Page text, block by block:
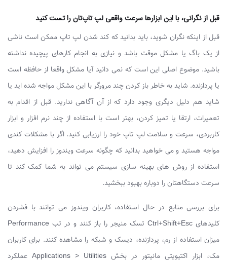
قبل از نگرانی، با این ابزارها سرعت واقعی لپ تاپ‌تان را تست کنید
قبل از اینکه نگران شوید، باید بدانید که کند شدن لپ ‌تاپ ممکن است ناشی
از یک باگ یا مشکل موقت باشد و نیازی به انجام کارهای پیچیده نداشته
باشید. موضوع اصلی این است که نمی ‌دانید آیا مشکل واقعا از حافظه است
یا پردازنده. شاید به خاطر باز کردن چند مرورگر با این مشکل مواجه شده‌ اید یا
شاید هم دلیل دیگری وجود دارد که از آن آگاهی ندارید. قبل از اقدام به
تعمیرات، ارتقا یا تمیز کردن، بهتر است با استفاده از چند نرم ‌افزار و ابزار
کاربردی، سرعت و سلامت لپ ‌تاپ خود را ارزیابی کنید. اگر با مشکلات کندی
مواجه هستید و می‌ خواهید بدانید که چگونه سرعت ویندوز را افزایش دهید،
استفاده از روش‌ های بهینه‌ سازی سیستم می ‌تواند به شما کمک کند تا
سرعت دستگاهتان را دوباره بهبود ببخشید.
برای بررسی منابع در حال استفاده، کاربران ویندوز می ‌توانند با فشردن
کلیدهای Ctrl+Shift+Esc تسک منیجر را باز کنند و در تب Performance
میزان استفاده از رم، پردازنده، دیسک و شبکه را مشاهده کنند. برای کاربران
مک، ابزار اکتیویتی مانیتور در بخش Applications > Utilities عملکرد